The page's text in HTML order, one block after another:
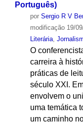
Português)
por Sergio R V
modificação19/
Literária,
O
carreira à
práticas de
século XXI.
envolvem o
uma temática
um caminho